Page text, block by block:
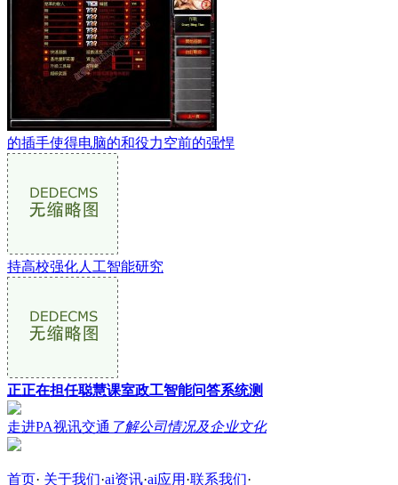
的插手使得电脑的和役力空前的强悍
持高校强化人工智能研究
正正在担任聪慧课室政工智能问答系统测
走进PA视讯交通 了解公司情况及企业文化
首页· 关于我们·ai资讯·ai应用 ·联系我们·